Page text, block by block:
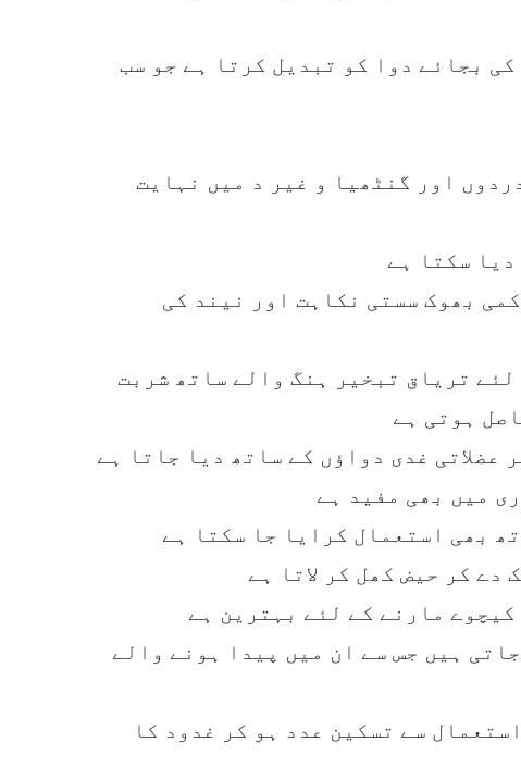
بجائے دوا کو تبدیل کرتا ہے جو سب
اور گنٹھیا و غیر د میں نہایت
سکتا ہے
بھوک سستی نکاہت اور نیند کی
تریاق تبخیر ہنگ والے ساتھ شربت
ہوتی ہے
عضلاتی غدی دواؤں کے ساتھ دیا جاتا ہے
میں بھی مفید ہے
بھی استعمال کرایا جا سکتا ہے
کر حیض کھل کر لاتا ہے
کیچوے مارنے کے لئے بہترین ہے
ہیں جس سے ان میں پیدا ہونے والے
سے تسکین عدد ہو کر غدود کا